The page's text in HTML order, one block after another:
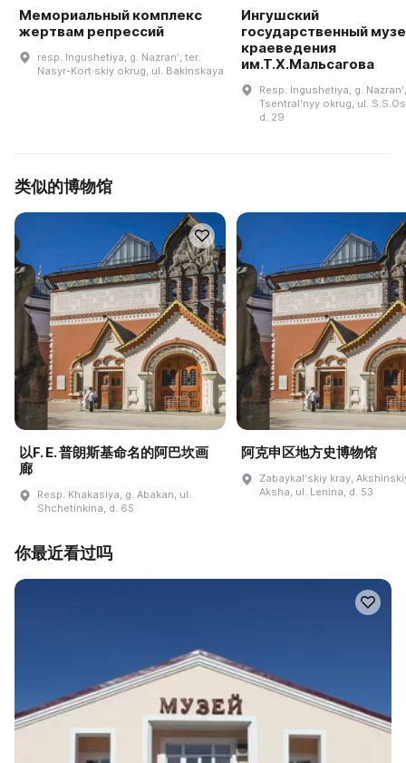
Мемориальный комплекс
жертвам репрессий
resp. Ingushetiya, g. Nazranʹ, ter.
Nasyr-Kort·skiy okrug, ul. Bakinskaya
Ингушский
государственный
краеведения
им.Т.Х.Мальсагова
Resp. Ingushetiya, g.
Tsentralʹnyy okrug, ul.
d. 29
类似的博物馆
以F. E. 普朗斯基命名的阿巴坎画
廊
Resp. Khakasiya, g. Abakan, ul.
Shchetinkina, d. 65
阿克申区地方史博物馆
Zabaykalʹskiy kray,
Aksha, ul. Lenina, d. 53
你最近看过吗